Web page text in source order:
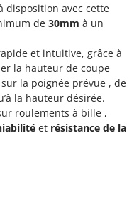
disposition avec cette
de 30mm à un
et intuitive, grâce à
la hauteur de coupe
la poignée prévue , de
la hauteur désirée.
roulements à bille ,
et résistance de la